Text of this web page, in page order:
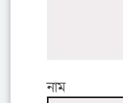
নাম